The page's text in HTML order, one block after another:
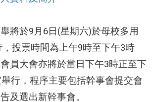
將於9月6日(星期六)於母校多用
投票時間為上午9時至下午3時
員大會亦將於當日下午3時正至下
行，程序主要包括幹事會提交會
及選出新幹事會。